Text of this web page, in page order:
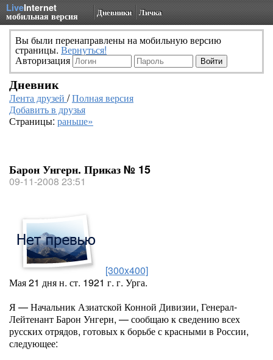
LiveInternet
мобильная версия Дневники Личка
Вы были перенаправлены на мобильную версию
страницы. Вернуться!
Авторизация
Дневник
Лента друзей /Полная версия
Добавить в друзья
Страницы: раньше»
Барон Унгерн. Приказ № 15
09-11-2008 23:51
[300x400]
Мая 21 дня н. ст. 1921 г. г. Урга.
Я — Начальник Азиатской Конной Дивизии, Генерал-
Лейтенант Барон Унгерн, — сообщаю к сведению всех
русских отрядов, готовых к борьбе с красными в России,
следующее: